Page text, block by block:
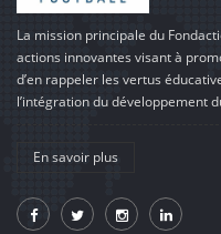
La mission principale du
actions innovantes visant à
d’en rappeler les vertus
l’intégration du développement
En savoir plus